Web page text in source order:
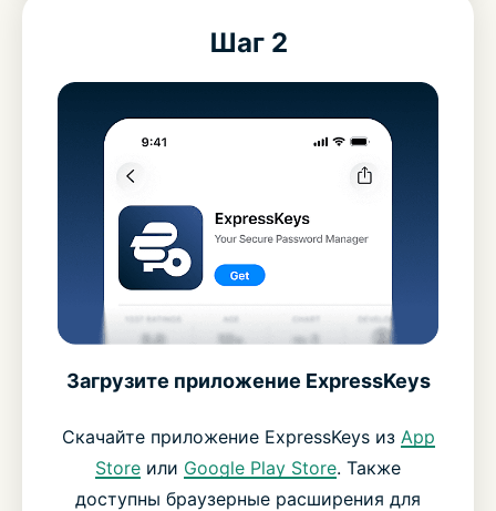
Шаг 2
Загрузите приложение ExpressKeys
Скачайте приложение ExpressKeys из App
Store или Google Play Store. Также
доступны браузерные расширения для